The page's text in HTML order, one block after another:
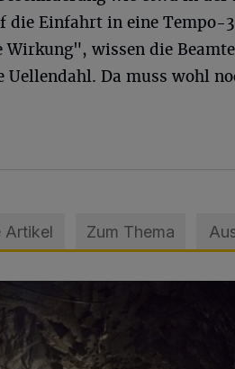
die Einfahrt in eine Tempo-
Wirkung", wissen die
Uellendahl. Da muss wohl
Artikel Zum Thema